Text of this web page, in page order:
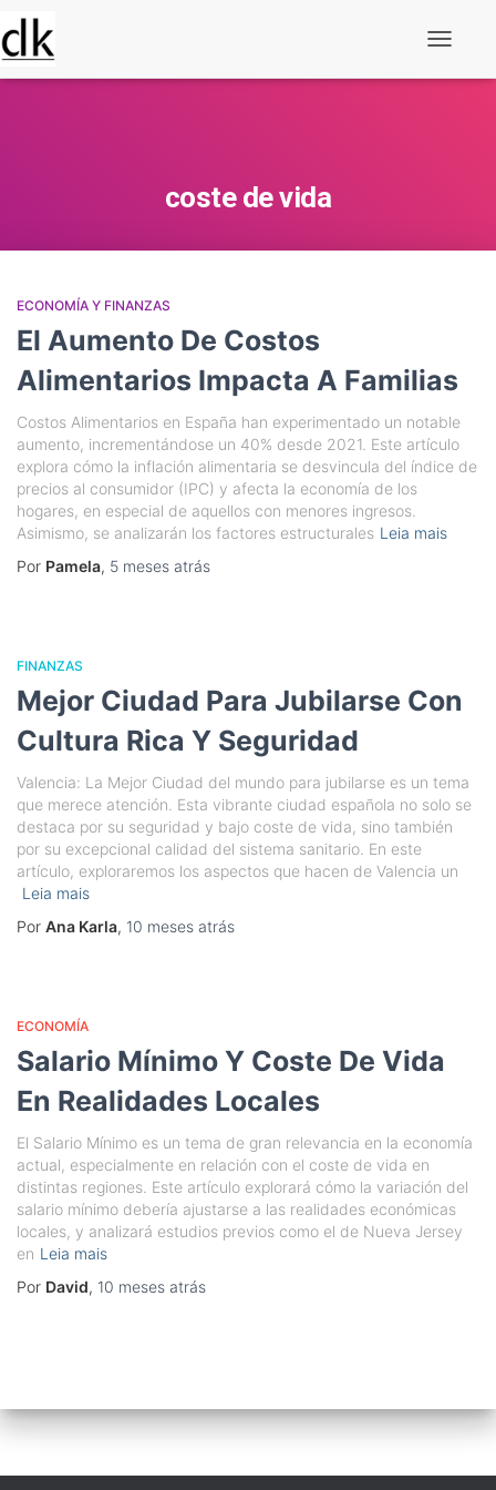
coste de vida
ECONOMÍA Y FINANZAS
El Aumento De Costos
Alimentarios Impacta A Familias
Costos Alimentarios en España han experimentado un notable
aumento, incrementándose un 40% desde 2021. Este artículo
explora cómo la inflación alimentaria se desvincula del índice de
precios al consumidor (IPC) y afecta la economía de los
hogares, en especial de aquellos con menores ingresos.
Asimismo, se analizarán los factores estructurales Leia mais
Por Pamela, 5 meses atrás
FINANZAS
Mejor Ciudad Para Jubilarse Con
Cultura Rica Y Seguridad
Valencia: La Mejor Ciudad del mundo para jubilarse es un tema
que merece atención. Esta vibrante ciudad española no solo se
destaca por su seguridad y bajo coste de vida, sino también
por su excepcional calidad del sistema sanitario. En este
artículo, exploraremos los aspectos que hacen de Valencia un
Leia mais
Por Ana Karla, 10 meses atrás
ECONOMÍA
Salario Mínimo Y Coste De Vida
En Realidades Locales
El Salario Mínimo es un tema de gran relevancia en la economía
actual, especialmente en relación con el coste de vida en
distintas regiones. Este artículo explorará cómo la variación del
salario mínimo debería ajustarse a las realidades económicas
locales, y analizará estudios previos como el de Nueva Jersey
en Leia mais
Por David, 10 meses atrás